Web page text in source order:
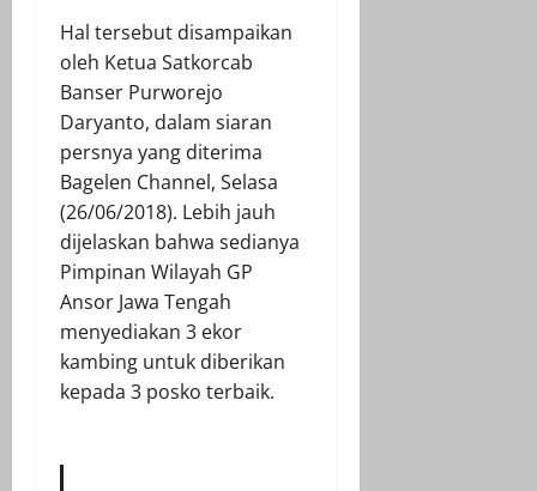
Hal tersebut disampaikan
oleh Ketua Satkorcab
Banser Purworejo
Daryanto, dalam siaran
persnya yang diterima
Bagelen Channel, Selasa
(26/06/2018). Lebih jauh
dijelaskan bahwa sedianya
Pimpinan Wilayah GP
Ansor Jawa Tengah
menyediakan 3 ekor
kambing untuk diberikan
kepada 3 posko terbaik.